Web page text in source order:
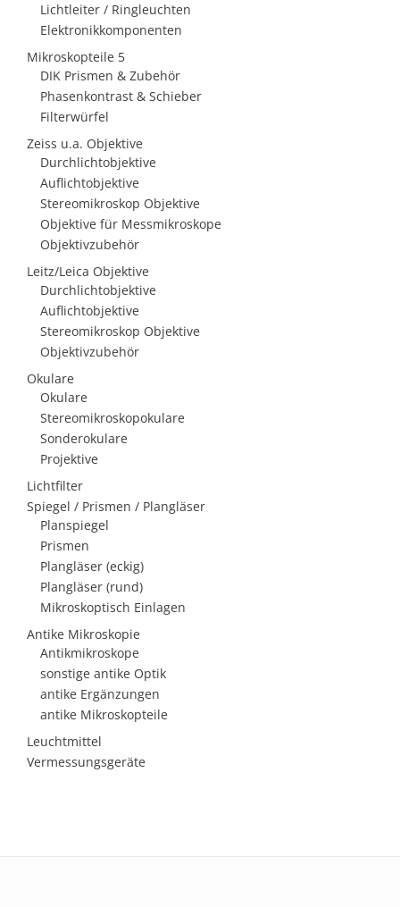
Lichtleiter / Ringleuchten
Elektronikkomponenten
Mikroskopteile 5
DIK Prismen & Zubehör
Phasenkontrast & Schieber
Filterwürfel
Zeiss u.a. Objektive
Durchlichtobjektive
Auflichtobjektive
Stereomikroskop Objektive
Objektive für Messmikroskope
Objektivzubehör
Leitz/Leica Objektive
Durchlichtobjektive
Auflichtobjektive
Stereomikroskop Objektive
Objektivzubehör
Okulare
Okulare
Stereomikroskopokulare
Sonderokulare
Projektive
Lichtfilter
Spiegel / Prismen / Plangläser
Planspiegel
Prismen
Plangläser (eckig)
Plangläser (rund)
Mikroskoptisch Einlagen
Antike Mikroskopie
Antikmikroskope
sonstige antike Optik
antike Ergänzungen
antike Mikroskopteile
Leuchtmittel
Vermessungsgeräte